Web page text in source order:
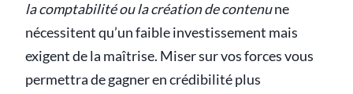
la comptabilité ou la création de contenune
nécessitent qu’un faible investissement mais
exigent de la maîtrise. Miser sur vos forces vous
permettra de gagner en crédibilité plus